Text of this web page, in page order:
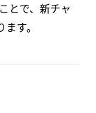
とで、新チャ
す。